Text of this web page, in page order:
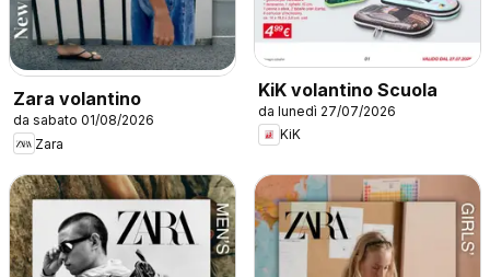
Zara volantino
da sabato 01/08/2026
Zara
KiK volantino Scuola
da lunedì 27/07/2026
KiK